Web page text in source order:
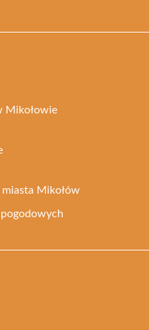
Mikołowie
Mikołów